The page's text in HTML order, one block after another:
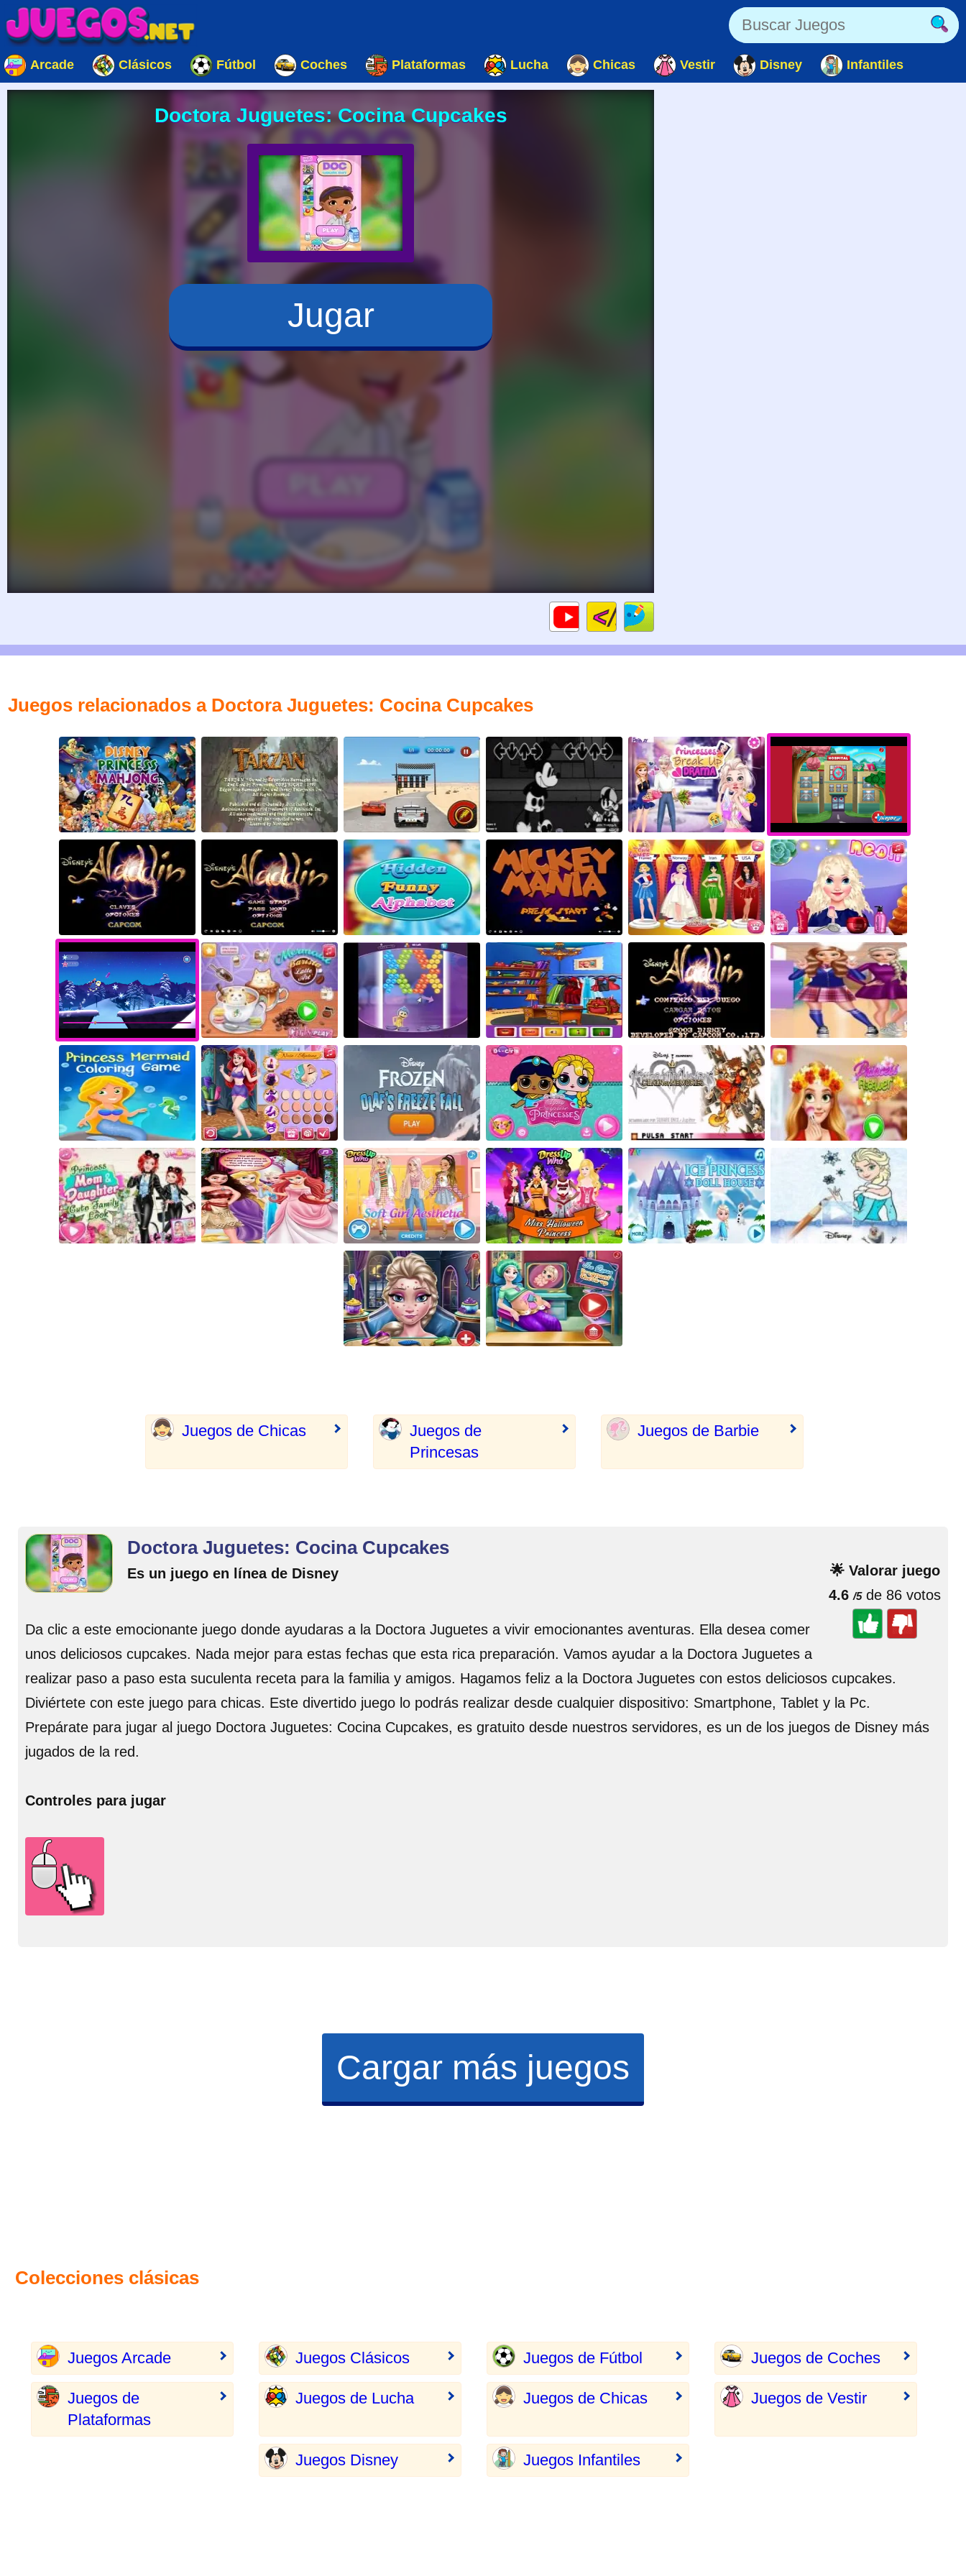
Arcade Clásicos Fútbol Coches Plataformas Lucha Chicas Vestir Disney Infantiles
Doctora Juguetes: Cocina Cupcakes
Jugar
Code
HTML
Gameplays
Juegos relacionados a Doctora Juguetes: Cocina Cupcakes
Juegos de Chicas
Juegos de
Princesas
Juegos de Barbie
🌟 Valorar juego
4.6 /5de 86 votos
Doctora Juguetes: Cocina Cupcakes
Es un juego en línea de Disney
Da clic a este emocionante juego donde ayudaras a la Doctora Juguetes a vivir emocionantes aventuras. Ella desea comer
unos deliciosos cupcakes. Nada mejor para estas fechas que esta rica preparación. Vamos ayudar a la Doctora Juguetes a
realizar paso a paso esta suculenta receta para la familia y amigos. Hagamos feliz a la Doctora Juguetes con estos deliciosos cupcakes.
Diviértete con este juego para chicas. Este divertido juego lo podrás realizar desde cualquier dispositivo: Smartphone, Tablet y la Pc.
Prepárate para jugar al juego Doctora Juguetes: Cocina Cupcakes, es gratuito desde nuestros servidores, es un de los juegos de Disney más
jugados de la red.
Controles para jugar
Cargar más juegos
Colecciones clásicas
Juegos Arcade Juegos Clásicos Juegos de Fútbol Juegos de Coches
Juegos de
Plataformas
Juegos de Lucha Juegos de Chicas Juegos de Vestir
Juegos Disney Juegos Infantiles